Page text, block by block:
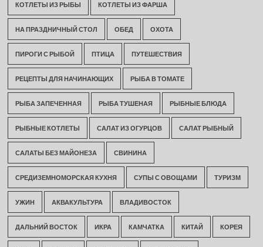
КОТЛЕТЫ ИЗ РЫБЫ КОТЛЕТЫ ИЗ ФАРША
НА ПРАЗДНИЧНЫЙ СТОЛ ОБЕД ОХОТА
ПИРОГИ С РЫБОЙ ПТИЦА ПУТЕШЕСТВИЯ
РЕЦЕПТЫ ДЛЯ НАЧИНАЮЩИХ РЫБА В ТОМАТЕ
РЫБА ЗАПЕЧЕННАЯ РЫБА ТУШЕНАЯ РЫБНЫЕ БЛЮДА
РЫБНЫЕ КОТЛЕТЫ САЛАТ ИЗ ОГУРЦОВ САЛАТ РЫБНЫЙ
САЛАТЫ БЕЗ МАЙОНЕЗА СВИНИНА
СРЕДИЗЕМНОМОРСКАЯ КУХНЯ СУПЫ С ОВОЩАМИ ТУРИЗМ
УЖИН АКВАКУЛЬТУРА ВЛАДИВОСТОК
ДАЛЬНИЙ ВОСТОК ИКРА КАМЧАТКА КИТАЙ КОРЕЯ